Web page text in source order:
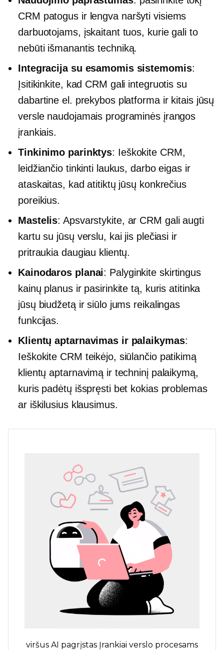
CRM patogusir lengva naršyti visiems
darbuotojams, įskaitant tuos, kurie gali to
nebūti išmanantis techniką.
Integracija su esamomis sistemomis:
Įsitikinkite, kad CRM gali integruotis su
dabartine el. prekybos platforma ir kitais jūsų
versle naudojamais programinės įrangos
įrankiais.
Tinkinimo parinktys: Ieškokite CRM,
leidžiančio tinkinti laukus, darbo eigas ir
ataskaitas, kad atitiktų jūsų konkrečius
poreikius.
Mastelis: Apsvarstykite, ar CRM gali augti
kartu su jūsų verslu, kai jis plečiasi ir
pritraukia daugiau klientų.
Kainodaros planai: Palyginkite skirtingus
kainų planus ir pasirinkite tą, kuris atitinka
jūsų biudžetą ir siūlo jums reikalingas
funkcijas.
Klientų aptarnavimas ir palaikymas:
Ieškokite CRM teikėjo, siūlančio patikimą
klientų aptarnavimą ir techninį palaikymą,
kuris padėtų išspręsti bet kokias problemas
ar iškilusius klausimus.
viršus AI pagrįstas Įrankiai verslo procesams